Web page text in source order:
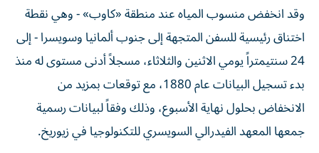
وقد انخفض منسوب المياه عند منطقة «كاوب» - وهي نقطة
اختناق رئيسية للسفن المتجهة إلى جنوب ألمانيا وسويسرا - إلى
24 سنتيمتراً يومي الاثنين والثلاثاء، مسجلاً أدنى مستوى له منذ
بدء تسجيل البيانات عام 1880، مع توقعات بمزيد من
الانخفاض بحلول نهاية الأسبوع، وذلك وفقاً لبيانات رسمية
جمعها المعهد الفيدرالي السويسري للتكنولوجيا في زيوريخ.